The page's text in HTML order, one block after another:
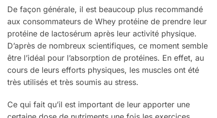
De façon générale, il est beaucoup plus recommandé
aux consommateurs de Whey protéine de prendre leur
protéine de lactosérum après leur activité physique.
D’après de nombreux scientifiques, ce moment semble
être l’idéal pour l’absorption de protéines. En effet, au
cours de leurs efforts physiques, les muscles ont été
très utilisés et très soumis au stress.
Ce qui fait qu’il est important de leur apporter une